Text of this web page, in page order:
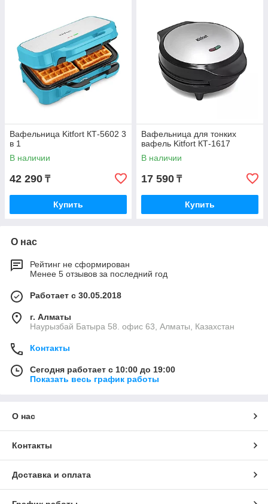
Вафельница Kitfort КТ-5602 3
в 1
В наличии
42 290 ₸
Купить
Вафельница для тонких
вафель Kitfort КТ-1617
В наличии
17 590 ₸
Купить
О нас
Рейтинг не сформирован
Менее 5 отзывов за последний год
Работает с 30.05.2018
г. Алматы
Наурызбай Батыра 58. офис 63, Алматы, Казахстан
Контакты
Сегодня работает с 10:00 до 19:00
Показать весь график работы
О нас
Контакты
Доставка и оплата